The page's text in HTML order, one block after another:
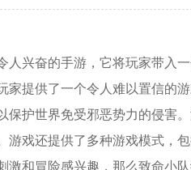
人兴奋的手游，它将玩家带入
家提供了一个令人难以置信的
保护世界免受邪恶势力的侵害
游戏还提供了多种游戏模式，
激和冒险感兴趣，那么致命小